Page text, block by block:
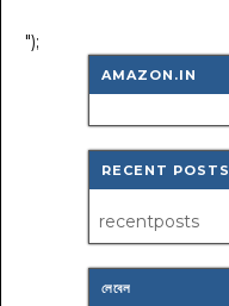
");
AMAZON.IN
RECENT POSTS
recentposts
লেবেল